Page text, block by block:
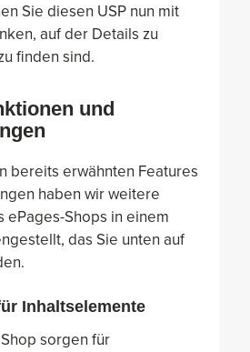
Sie diesen USP nun mit
auf der Details zu
finden sind.
und
bereits erwähnten Features
haben wir weitere
ePages-Shops in einem
das Sie unten auf
Inhaltselemente
sorgen für